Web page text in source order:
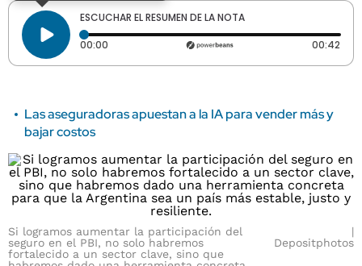
ESCUCHAR EL RESUMEN DE LA NOTA
00:00 Tiempo transcurrido: 0 segundos 00:42
Las aseguradoras apuestan a la IA para vender más y
bajar costos
Si logramos aumentar la participación del
seguro en el PBI, no solo habremos
fortalecido a un sector clave, sino que
Depositphotos